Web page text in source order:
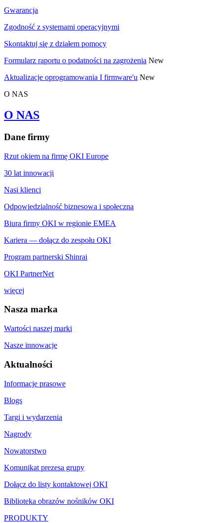
Gwarancja
Zgodność z systemami operacyjnymi
Skontaktuj się z działem pomocy
Formularz raportu o podatności na zagrożenia New
Aktualizacje oprogramowania I firmware'u New
O NAS
O NAS
Dane firmy
Rzut okiem na firmę OKI Europe
30 lat innowacji
Nasi klienci
Odpowiedzialność biznesowa i społeczna
Biura firmy OKI w regionie EMEA
Kariera — dołącz do zespołu OKI
Program partnerski Shinrai
OKI PartnerNet
więcej
Nasza marka
Wartości naszej marki
Nasze innowacje
Aktualności
Informacje prasowe
Blogs
Targi i wydarzenia
Nagrody
Nowatorstwo
Komunikat prezesa grupy
Dołącz do listy kontaktowej OKI
Biblioteka obrazów nośników OKI
PRODUKTY